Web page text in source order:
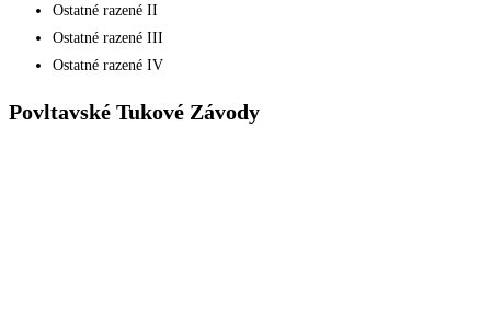
Ostatné razené II
Ostatné razené III
Ostatné razené IV
Povltavské Tukové Závody